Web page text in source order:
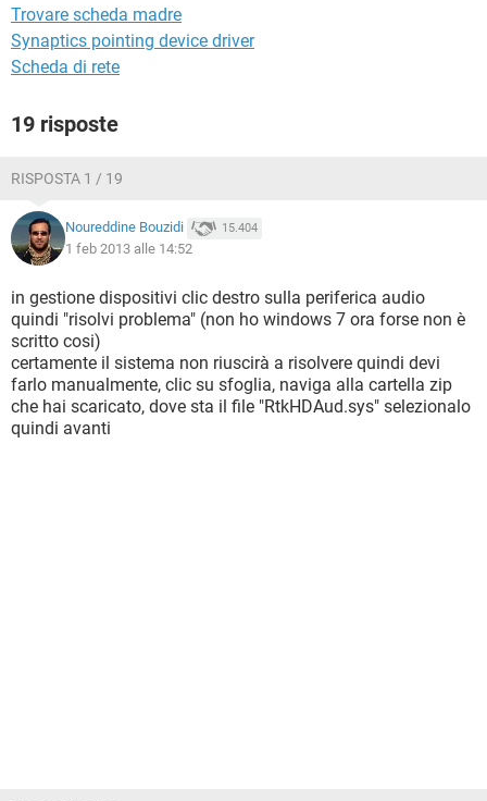
Trovare scheda madre
Synaptics pointing device driver
Scheda di rete
19 risposte
RISPOSTA 1 / 19
Noureddine Bouzidi 15.404
1 feb 2013 alle 14:52
in gestione dispositivi clic destro sulla periferica audio
quindi "risolvi problema" (non ho windows 7 ora forse non è
scritto cosi)
certamente il sistema non riuscirà a risolvere quindi devi
farlo manualmente, clic su sfoglia, naviga alla cartella zip
che hai scaricato, dove sta il file "RtkHDAud.sys" selezionalo
quindi avanti